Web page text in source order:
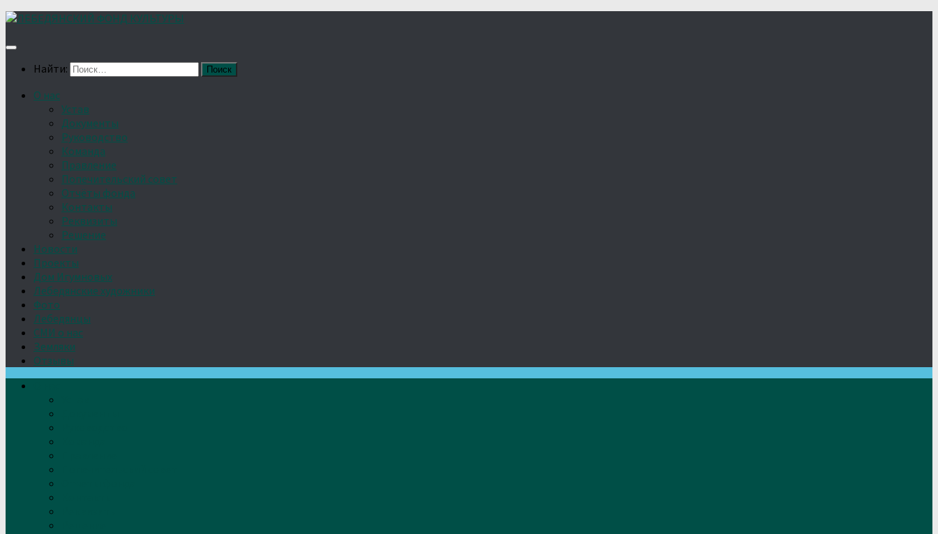
Найти:
О нас
Устав
Документы
Руководство
Команда
Правление
Попечительский совет
Отчёты фонда
Контакты
Реквизиты
Решение
Новости
Проекты
Дом Игумновых
Лебедянские художники
Фото
Лебедянцы
СМИ о нас
Земляки
Отзывы